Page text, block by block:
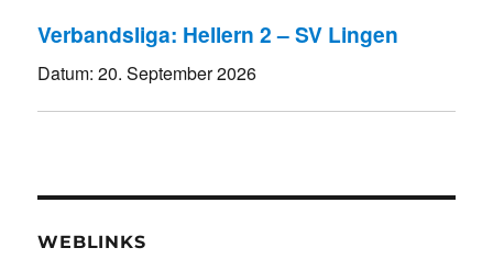
Verbandsliga: Hellern 2 – SV Lingen
Datum:20. September 2026
WEBLINKS